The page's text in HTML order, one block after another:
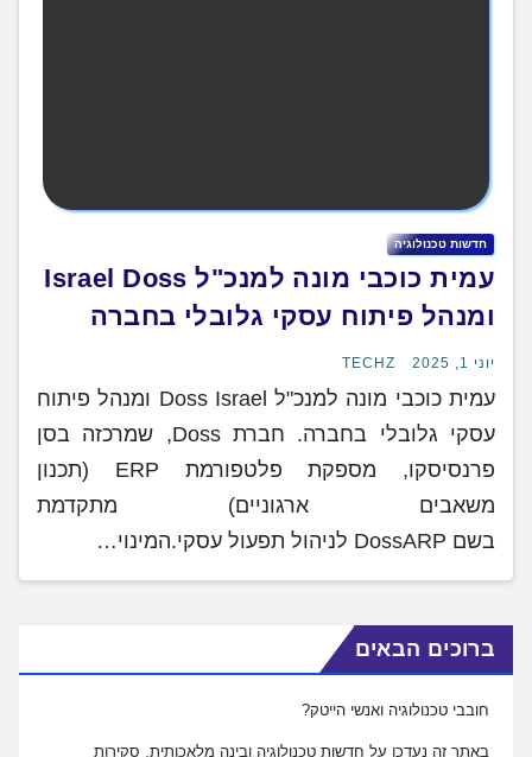
חדשות טכנולוגיה
עמית כוכבי מונה למנכ"ל Israel Doss
ומנהל פיתוח עסקי גלובלי בחברה
יוני 1, 2025 TECHZ
עמית כוכבי מונה למנכ"ל Doss Israel ומנהל פיתוח
עסקי גלובלי בחברה. חברת Doss, שמרכזה בסן
פרנסיסקו, מספקת פלטפורמת ERP (תכנון
משאבים ארגוניים) מתקדמת
בשם DossARP לניהול תפעול עסקי.המינוי…
ברוכים הבאים
חובבי טכנולוגיה ואנשי הייטק?
באתר זה נעדכן על חדשות טכנולוגיה ובינה מלאכותית. סקירות